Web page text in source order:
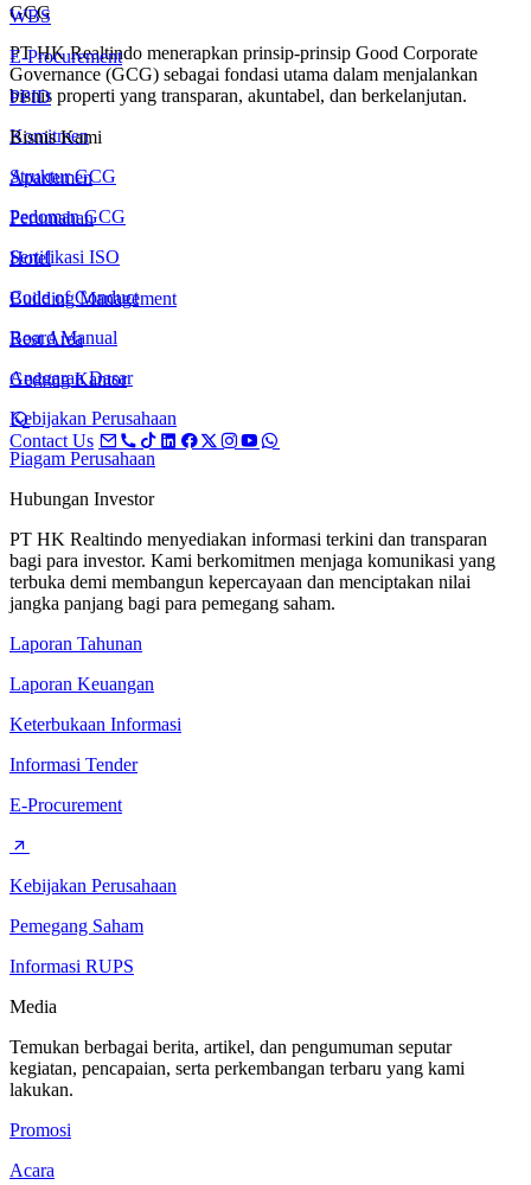
GCG
PT HK Realtindo menerapkan prinsip-prinsip Good Corporate
Governance (GCG) sebagai fondasi utama dalam menjalankan
bisnis properti yang transparan, akuntabel, dan berkelanjutan.
Komitmen
Struktur GCG
Pedoman GCG
Sertifikasi ISO
Code of Conduct
Board Manual
Anggaran Dasar
Kebijakan Perusahaan
Piagam Perusahaan
Hubungan Investor
PT HK Realtindo menyediakan informasi terkini dan transparan
bagi para investor. Kami berkomitmen menjaga komunikasi yang
terbuka demi membangun kepercayaan dan menciptakan nilai
jangka panjang bagi para pemegang saham.
Laporan Tahunan
Laporan Keuangan
Keterbukaan Informasi
Informasi Tender
E-Procurement
Kebijakan Perusahaan
Pemegang Saham
Informasi RUPS
Media
Temukan berbagai berita, artikel, dan pengumuman seputar
kegiatan, pencapaian, serta perkembangan terbaru yang kami
lakukan.
Promosi
Acara
WBS
E-Procurement
PPID
Bisnis Kami
Apartemen
Perumahan
Hotel
Building Management
Rest Area
Gedung Kantor
Contact Us